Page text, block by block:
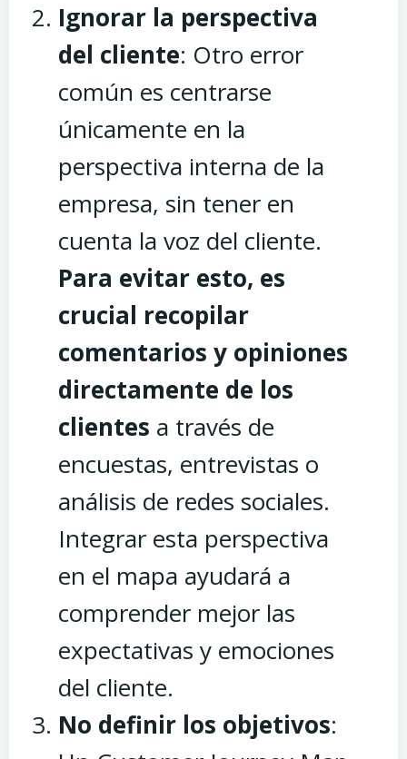
Ignorar la perspectiva
del cliente: Otro error
común es centrarse
únicamente en la
perspectiva interna de la
empresa, sin tener en
cuenta la voz del cliente.
Para evitar esto, es
crucial recopilar
comentarios y opiniones
directamente de los
clientes a través de
encuestas, entrevistas o
análisis de redes sociales.
Integrar esta perspectiva
en el mapa ayudará a
comprender mejor las
expectativas y emociones
del cliente.
No definir los objetivos: